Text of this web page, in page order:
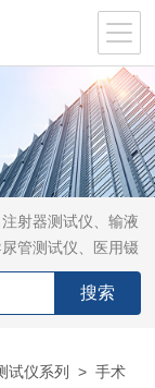
射器测试仪、输液
管测试仪、医用镊
置针测试仪
试仪系列 >手术